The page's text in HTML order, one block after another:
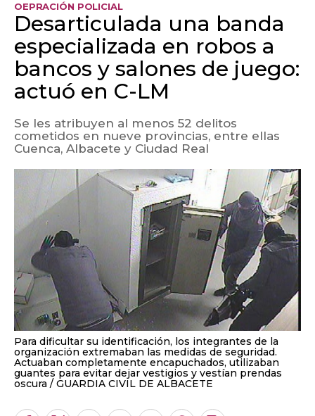
OEPRACIÓN POLICIAL
Desarticulada una banda
especializada en robos a
bancos y salones de juego:
actuó en C-LM
Se les atribuyen al menos 52 delitos
cometidos en nueve provincias, entre ellas
Cuenca, Albacete y Ciudad Real
Para dificultar su identificación, los integrantes de la
organización extremaban las medidas de seguridad.
Actuaban completamente encapuchados, utilizaban
guantes para evitar dejar vestigios y vestían prendas
oscura
GUARDIA CIVIL DE ALBACETE